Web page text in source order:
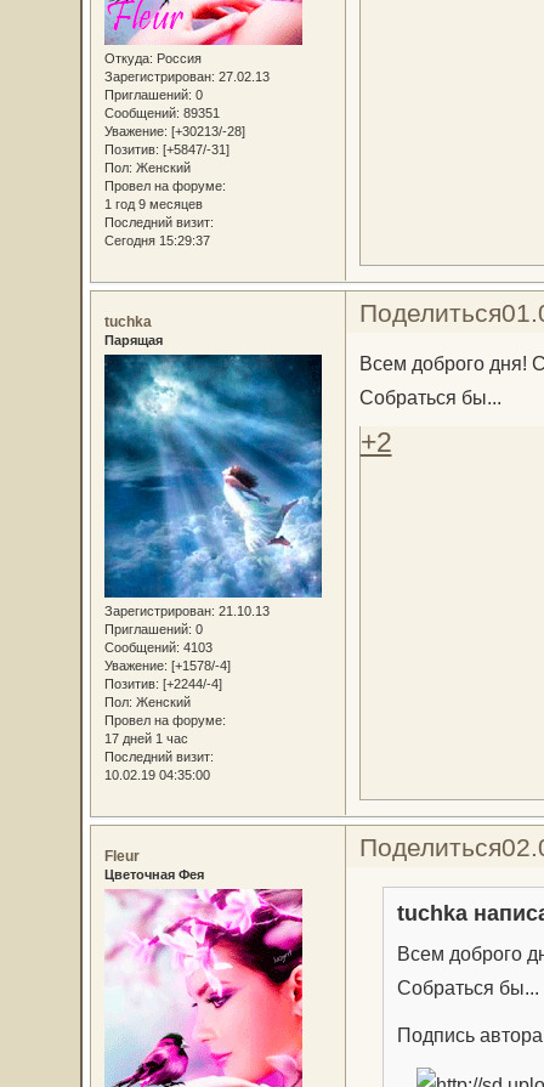
Откуда: Россия
Зарегистрирован: 27.02.13
Приглашений: 0
Сообщений: 89351
Уважение: [+30213/-28]
Позитив: [+5847/-31]
Пол: Женский
Провел на форуме:
1 год 9 месяцев
Последний визит:
Сегодня 15:29:37
Поделиться
tuchka
Парящая
Зарегистрирован: 21.10.13
Приглашений: 0
Сообщений: 4103
Уважение: [+1578/-4]
Позитив: [+2244/-4]
Пол: Женский
Провел на форуме:
17 дней 1 час
Последний визит:
10.02.19 04:35:00
Всем доброго дня!
Собраться бы...
+2
Поделиться
Fleur
Цветочная Фея
tuchka
Всем доброго
Собраться бы...
Подпись автора